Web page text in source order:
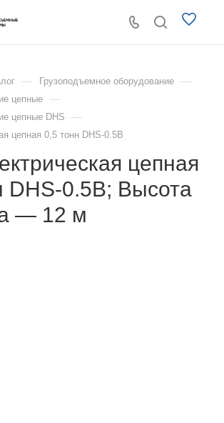
— Грузоподъемное оборудование —
цепные —
цепные DHS —
цепная 0,5 тонн DHS-0.5B
цепная
DHS-0.5B; Высота
— 12 м